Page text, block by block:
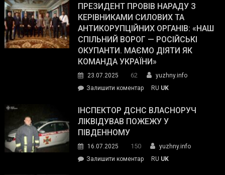
Street
Journal.
Південному
працівникам
ОПЗ
з
матеріального
резерву
гуманітарну
допомогу
ПРЕЗИДЕНТ ПРОВІВ НАРАДУ З
КЕРІВНИКАМИ СИЛОВИХ ТА
АНТИКОРУПЦІЙНИХ ОРГАНІВ: «НАШ
СПІЛЬНИЙ ВОРОГ — РОСІЙСЬКІ
ОКУПАНТИ. МАЄМО ДІЯТИ ЯК
КОМАНДА УКРАЇНИ»
23.07.2025 62
yuzhny.info
Залишити коментарon
провів
нараду
силових
та
RU UK
ІНСПЕКТОР ДСНС ВЛАСНОРУЧ
ЛІКВІДУВАВ ПОЖЕЖУ У
ПІВДЕННОМУ
16.07.2025 150
yuzhny.info
Залишити коментарon
RU UK